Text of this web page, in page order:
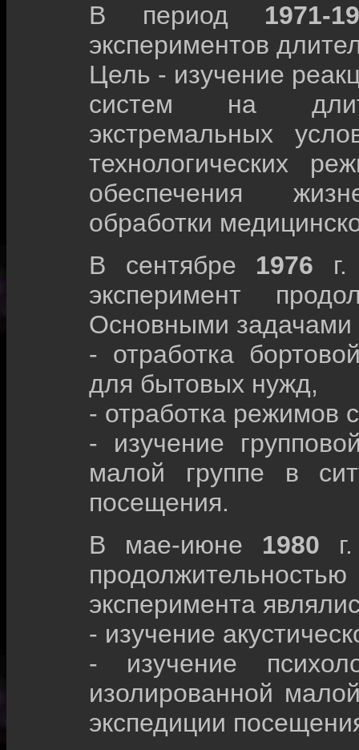
В период 1971-
экспериментов
Цель - изучение
систем на
экстремальных
технологических
обеспечения
обработки
В сентябре 1976
эксперимент
Основными задачами
- отработка
для бытовых нужд,
- отработка режимов
- изучение
малой группе в
посещения.
В мае-июне 1980
эксперимента
- изучение
- изучение
изолированной
экспедиции